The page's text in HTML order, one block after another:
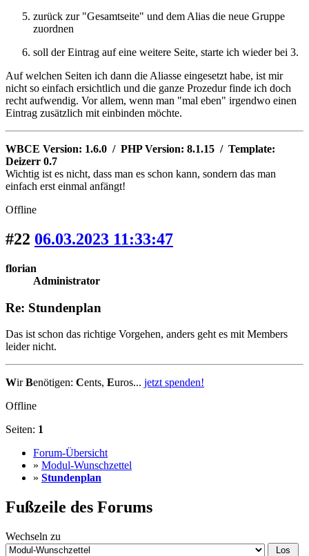
zurück zur "Gesamtseite" und dem Alias die neue Gruppe
zuordnen
soll der Eintrag auf eine weitere Seite, starte ich wieder bei 3.
Auf welchen Seiten ich dann die Aliasse eingesetzt habe, ist mir
nicht so einfach ersichtlich und die ganze Prozedur finde ich doch
recht aufwendig. Vor allem, wenn man "mal eben" irgendwo einen
Eintrag zusätzlich mit einbinden möchte.
WBCE Version: 1.6.0 / PHP Version: 8.1.15 / Template:
Deizerr 0.7
Wichtig ist es nicht, dass man es schon kann, sondern das man
einfach erst einmal anfängt!
Offline
#22 06.03.2023 11:33:47
florian
Administrator
Re: Stundenplan
Das ist schon das richtige Vorgehen, anders geht es mit Members
leider nicht.
WirBenötigen: Cents, Euros... jetzt spenden!
Offline
Seiten: 1
Forum-Übersicht
» Modul-Wunschzettel
» Stundenplan
Fußzeile des Forums
Wechseln zu